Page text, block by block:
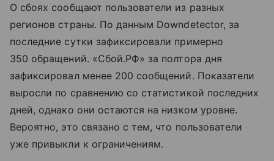
О сбоях сообщают пользователи из разных
регионов страны. По данным Downdetector, за
последние сутки зафиксировали примерно
350 обращений. «Сбой.РФ» за полтора дня
зафиксировал менее 200 сообщений. Показатели
выросли по сравнению со статистикой последних
дней, однако они остаются на низком уровне.
Вероятно, это связано с тем, что пользователи
уже привыкли к ограничениям.